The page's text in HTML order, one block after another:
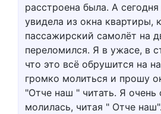
расстроена была. А
увидела из окна квартиры,
пассажирский самолёт на
переломился. Я в ужасе, в
что это всё обрушится на
громко молиться и прошу
"Отче наш " читать. Я очень
молилась, читая " Отче